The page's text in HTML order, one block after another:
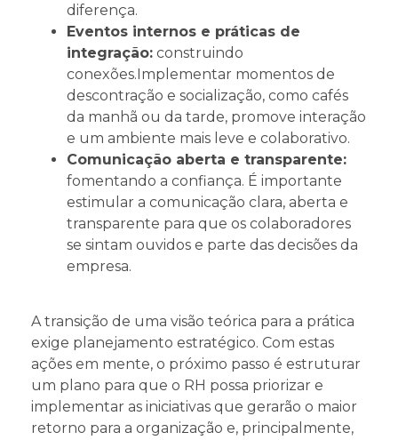
diferença.
Eventos internos e práticas de
integração: construindo
conexões.Implementar momentos de
descontração e socialização, como cafés
da manhã ou da tarde, promove interação
e um ambiente mais leve e colaborativo.
Comunicação aberta e transparente:
fomentando a confiança. É importante
estimular a comunicação clara, aberta e
transparente para que os colaboradores
se sintam ouvidos e parte das decisões da
empresa.
A transição de uma visão teórica para a prática
exige planejamento estratégico. Com estas
ações em mente, o próximo passo é estruturar
um plano para que o RH possa priorizar e
implementar as iniciativas que gerarão o maior
retorno para a organização e, principalmente,